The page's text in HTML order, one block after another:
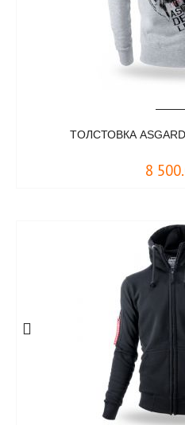
TОЛСТОВКА ASGARD
8